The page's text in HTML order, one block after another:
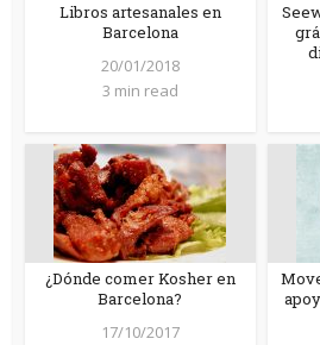
Libros artesanales en
Barcelona
20/01/2018
3 min read
¿Dónde comer Kosher en
Barcelona?
17/10/2017